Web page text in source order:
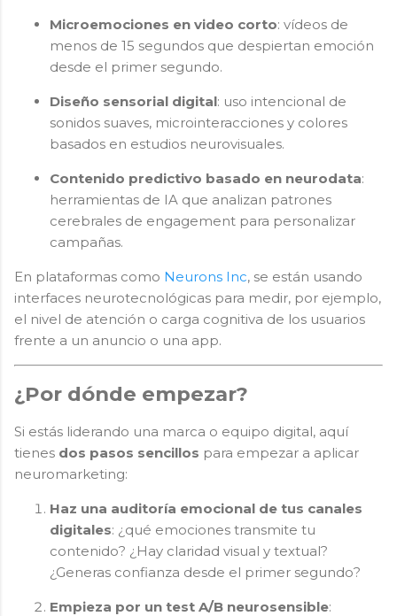
Microemociones en video corto: vídeos de
menos de 15 segundos que despiertan emoción
desde el primer segundo.
Diseño sensorial digital: uso intencional de
sonidos suaves, microinteracciones y colores
basados en estudios neurovisuales.
Contenido predictivo basado en neurodata:
herramientas de IA que analizan patrones
cerebrales de engagement para personalizar
campañas.
En plataformas como Neurons Inc, se están usando
interfaces neurotecnológicas para medir, por ejemplo,
el nivel de atención o carga cognitiva de los usuarios
frente a un anuncio o una app.
¿Por dónde empezar?
Si estás liderando una marca o equipo digital, aquí
tienes dos pasos sencillos para empezar a aplicar
neuromarketing:
Haz una auditoría emocional de tus canales
digitales: ¿qué emociones transmite tu
contenido? ¿Hay claridad visual y textual?
¿Generas confianza desde el primer segundo?
Empieza por un test A/B neurosensible: